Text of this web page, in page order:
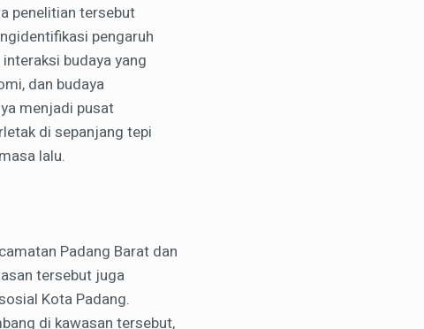
penelitian tersebut
pengaruh
budaya yang
dan budaya
menjadi pusat
di sepanjang tepi
lalu.
Padang Barat dan
tersebut juga
Kota Padang.
di kawasan tersebut,